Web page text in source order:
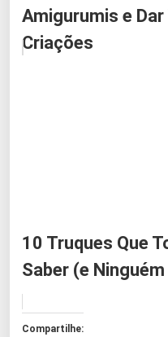
Amigurumis e
Criações
10 Truques Que
Saber (e
Compartilhe: